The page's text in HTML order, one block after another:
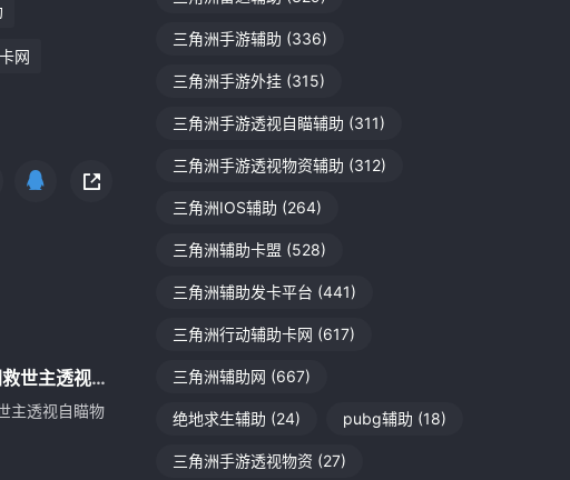
网
世主透视自
主透视自瞄物
三角洲手游辅助 (336)
三角洲手游外挂 (315)
三角洲手游透视自瞄辅助 (311)
三角洲手游透视物资辅助 (312)
三角洲IOS辅助 (264)
三角洲辅助卡盟 (528)
三角洲辅助发卡平台 (441)
三角洲行动辅助卡网 (617)
三角洲辅助网 (667)
绝地求生辅助 (24) pubg辅助 (18)
三角洲手游透视物资 (27)